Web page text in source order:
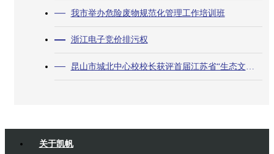
我市举办危险废物规范化管理工作培训班
浙江电子竞价排污权
昆山市城北中心校校长获评首届江苏省“生态文明使者”
关于凯帆